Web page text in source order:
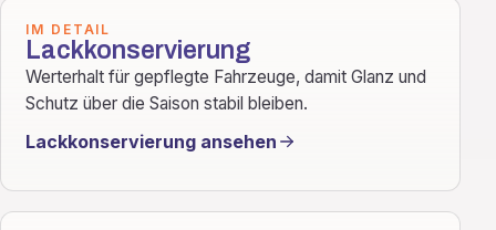
IM DETAIL
Lackkonservierung
Werterhalt für gepflegte Fahrzeuge, damit Glanz und
Schutz über die Saison stabil bleiben.
Lackkonservierung ansehen